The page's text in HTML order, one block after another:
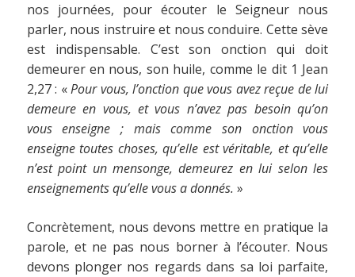
nos journées, pour écouter le Seigneur nous
parler, nous instruire et nous conduire. Cette sève
est indispensable. C’est son onction qui doit
demeurer en nous, son huile, comme le dit 1 Jean
2,27 : «Pour vous, l’onction que vous avez reçue de lui
demeure en vous, et vous n’avez pas besoin qu’on
vous enseigne ; mais comme son onction vous
enseigne toutes choses, qu’elle est véritable, et qu’elle
n’est point un mensonge, demeurez en lui selon les
enseignements qu’elle vous a donnés. »
Concrètement, nous devons mettre en pratique la
parole, et ne pas nous borner à l’écouter. Nous
devons plonger nos regards dans sa loi parfaite,